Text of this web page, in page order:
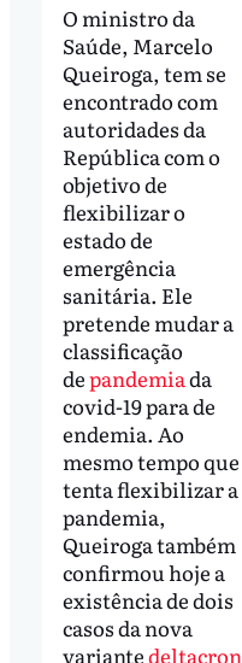
O ministro da
Saúde, Marcelo
Queiroga, tem se
encontrado com
autoridades da
República com o
objetivo de
flexibilizar o
estado de
emergência
sanitária. Ele
pretende mudar a
classificação
depandemiada
covid-19 para de
endemia. Ao
mesmo tempo que
tenta flexibilizar a
pandemia,
Queiroga também
confirmou hoje a
existência de dois
casos da nova
variantedeltacron